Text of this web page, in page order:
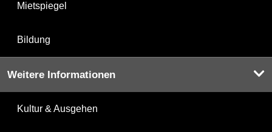
Mietspiegel
Bildung
Weitere Informationen
Kultur & Ausgehen